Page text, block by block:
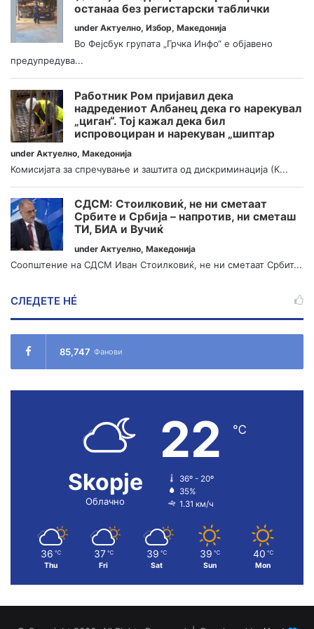
останаа без регистарски таблички
under Актуелно, Избор, Македонија
Во Фејсбук групата „Грчка Инфо“ е објавено
предупредува...
Работник Ром пријавил дека
надредениот Албанец дека го нарекувал
„циган“. Тој кажал дека бил
испровоциран и нарекуван „шиптар
under Актуелно, Македонија
Комисијата за спречување и заштита од дискриминација (К...
СДСМ: Стоилковиќ, не ни сметаат
Србите и Србија – напротив, ни сметаш
ТИ, БИА и Вучиќ
under Актуелно, Македонија
Соопштение на СДСМ Иван Стоилковиќ, не ни сметаат Србит...
СЛЕДЕТЕ НÉ
85,747 Фанови
Skopje
Облачно
22 ℃
36º - 20º
35%
1.31 км/ч
36 ℃
Thu
37 ℃
Fri
39 ℃
Sat
39 ℃
Sun
40 ℃
Mon